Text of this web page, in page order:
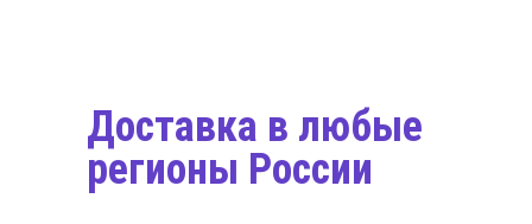
Доставка в любые
регионы России